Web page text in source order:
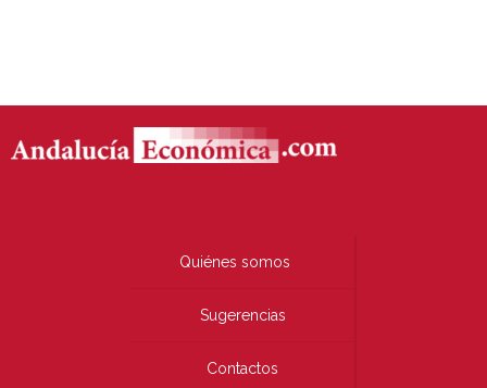
Quiénes somos
Sugerencias
Contactos